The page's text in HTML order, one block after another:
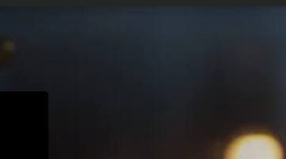
https://projetopolicia.com.br